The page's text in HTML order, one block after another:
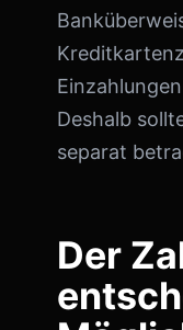
Deshalb
separat
Der